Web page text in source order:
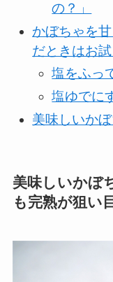
の？」
かぼちゃを
だときはお試
塩をふっ
塩ゆでに
美味しいか
美味しいかぼ
も完熟が狙い